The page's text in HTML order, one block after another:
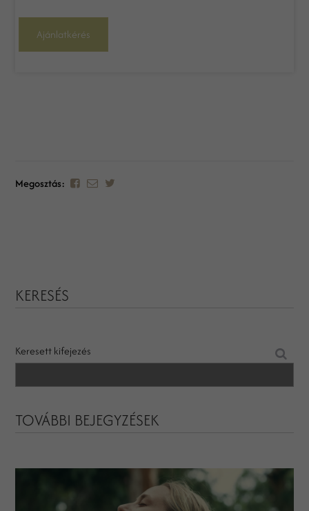
Ajánlatkérés
Megosztás:
KERESÉS
Keresett kifejezés
TOVÁBBI BEJEGYZÉSEK